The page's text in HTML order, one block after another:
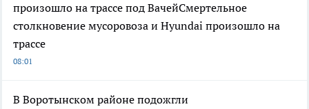
произошло на трассе под ВачейСмертельное
столкновение мусоровоза и Hyundai произошло на
трассе
08:01
В Воротынском районе подожгли